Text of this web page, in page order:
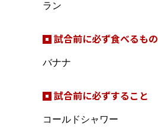
ラン
試合前に必ず食べるもの
バナナ
試合前に必ずすること
コールドシャワー